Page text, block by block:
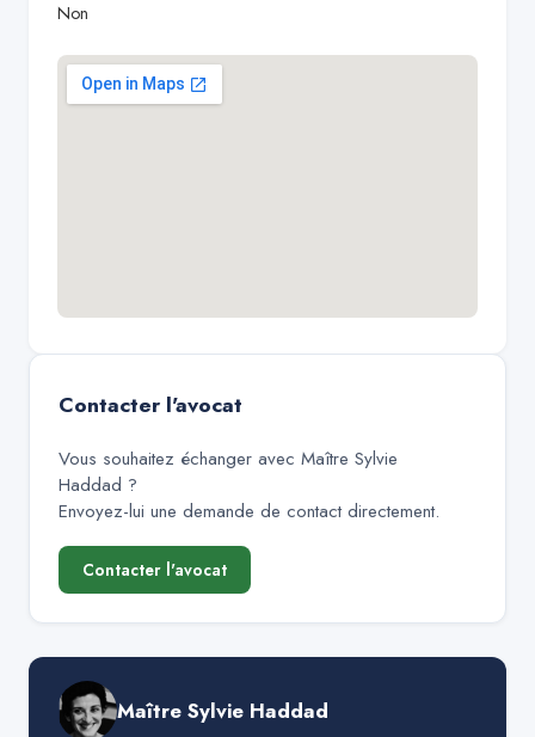
Non
Contacter l'avocat
Vous souhaitez échanger avec Maître Sylvie
Haddad ?
Envoyez-lui une demande de contact directement.
Contacter l'avocat
Maître Sylvie Haddad